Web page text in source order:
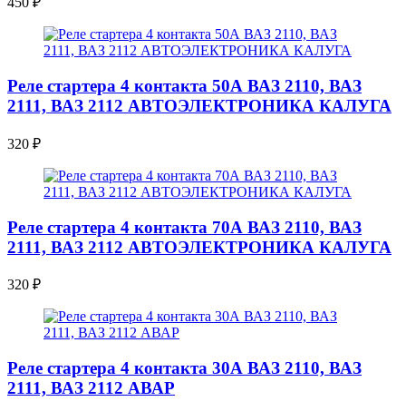
Реле стартера 4 контакта 50А ВАЗ 2110, ВАЗ
2111, ВАЗ 2112 АВТОЭЛЕКТРОНИКА КАЛУГА
320 ₽
Реле стартера 4 контакта 70А ВАЗ 2110, ВАЗ
2111, ВАЗ 2112 АВТОЭЛЕКТРОНИКА КАЛУГА
320 ₽
Реле стартера 4 контакта 30А ВАЗ 2110, ВАЗ
2111, ВАЗ 2112 АВАР